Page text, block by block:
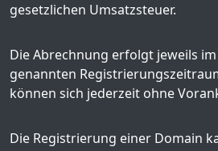
gesetzlichen Umsatzsteuer.
Die Abrechnung erfolgt jeweils
genannten
können sich jederzeit ohne
Die Registrierung einer Domain